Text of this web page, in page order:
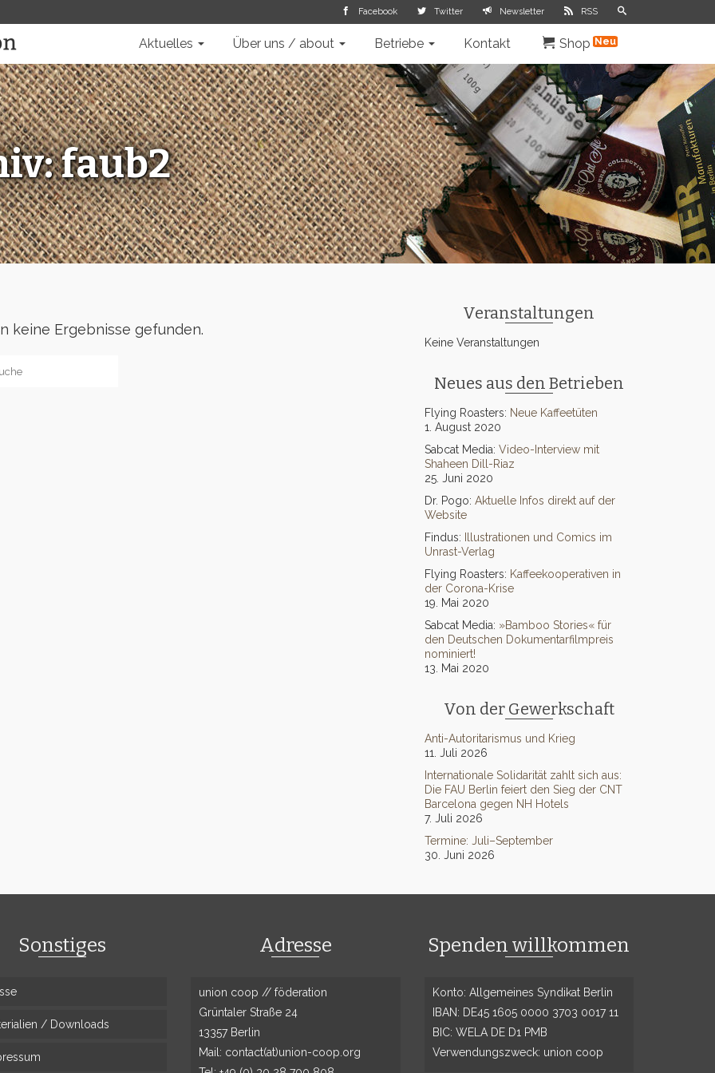
Facebook Twitter Newsletter RSS
Aktuelles Über uns / about Betriebe Kontakt Shop
faub2
keine Ergebnisse gefunden.
Veranstaltungen
Keine Veranstaltungen
Neues aus den Betrieben
Flying Roasters: Neue Kaffeetüten
1. August 2020
Sabcat Media: Video-Interview mit
Shaheen Dill-Riaz
25. Juni 2020
Dr. Pogo: Aktuelle Infos direkt auf der
Website
Findus:
Illustrationen und Comics im
Unrast-Verlag
Flying Roasters: Kaffeekooperativen in
der Corona-Krise
19. Mai 2020
Sabcat Media: »Bamboo Stories« für
den Deutschen Dokumentarfilmpreis
nominiert!
13. Mai 2020
Von der Gewerkschaft
Anti-Autoritarismus und Krieg
11. Juli 2026
Internationale Solidarität zahlt sich aus:
Die FAU Berlin feiert den Sieg der CNT
Barcelona gegen NH Hotels
7. Juli 2026
Termine: Juli–September
30. Juni 2026
Sonstiges
/ Downloads
Adresse
union coop // föderation
Grüntaler Straße 24
13357 Berlin
Mail: contact(at)union-coop.org
Spenden willkommen
Konto: Allgemeines Syndikat Berlin
IBAN: DE45 1605 0000 3703 0017 11
BIC: WELA DE D1 PMB
Verwendungszweck: union coop